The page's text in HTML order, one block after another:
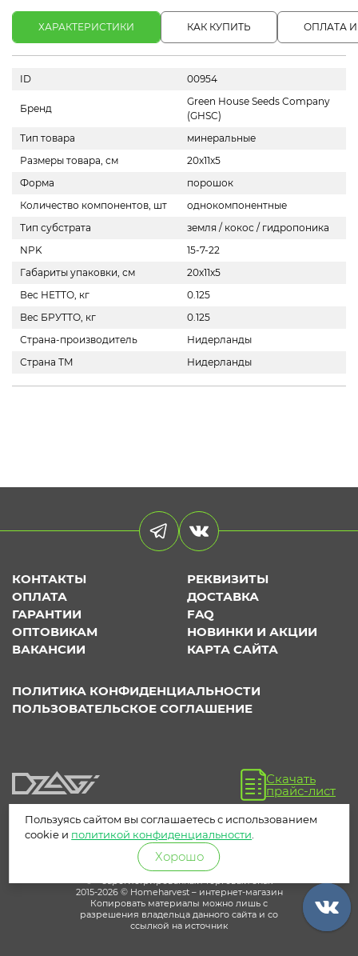
ХАРАКТЕРИСТИКИ КАК КУПИТЬ ОПЛАТА
ID 00954
Бренд
Green House Seeds Company
(GHSC)
Тип товара
минеральные
Размеры товара, см
20х11х5
Форма
порошок
Количество компонентов, шт
однокомпонентные
Тип субстрата
земля / кокос / гидропоника
NPK
15-7-22
Габариты упаковки, см
20х11х5
Вес НЕТТО, кг
0.125
Вес БРУТТО, кг
0.125
Страна-производитель
Нидерланды
Страна ТМ
Нидерланды
КОНТАКТЫ
РЕКВИЗИТЫ
ОПЛАТА
ДОСТАВКА
ГАРАНТИИ
FAQ
ОПТОВИКАМ
НОВИНКИ И АКЦИИ
ВАКАНСИИ
КАРТА САЙТА
ПОЛИТИКА КОНФИДЕНЦИАЛЬНОСТИ
ПОЛЬЗОВАТЕЛЬСКОЕ СОГЛАШЕНИЕ
Скачать
прайс-лист
® – зарегистрированный торговый знак
2015-2026 © Homeharvest – интернет-магазин
Копировать материалы можно лишь с
разрешения владельца данного сайта и со
ссылкой на источник
Пользуясь сайтом вы соглашаетесь с использованием
cookie и политикой конфиденциальности
Хорошо